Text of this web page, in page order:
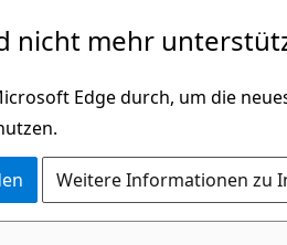
nicht mehr
Edge durch, um die
Weitere Informationen zu